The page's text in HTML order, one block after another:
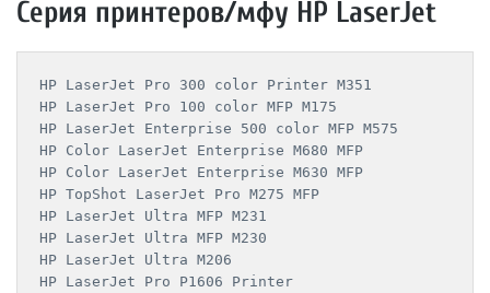
Серия принтеров/мфу HP LaserJet
HP LaserJet Pro 300 color Printer M351
HP LaserJet Pro 100 color MFP M175
HP LaserJet Enterprise 500 color MFP M575
HP Color LaserJet Enterprise M680 MFP
HP Color LaserJet Enterprise M630 MFP
HP TopShot LaserJet Pro M275 MFP
HP LaserJet Ultra MFP M231
HP LaserJet Ultra MFP M230
HP LaserJet Ultra M206
HP LaserJet Pro P1606 Printer